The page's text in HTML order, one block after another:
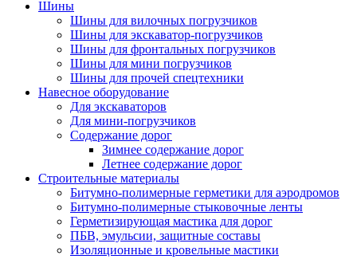
Шины
Шины для вилочных погрузчиков
Шины для экскаватор-погрузчиков
Шины для фронтальных погрузчиков
Шины для мини погрузчиков
Шины для прочей спецтехники
Навесное оборудование
Для экскаваторов
Для мини-погрузчиков
Содержание дорог
Зимнее содержание дорог
Летнее содержание дорог
Строительные материалы
Битумно-полимерные герметики для аэродромов
Битумно-полимерные стыковочные ленты
Герметизирующая мастика для дорог
ПБВ, эмульсии, защитные составы
Изоляционные и кровельные мастики